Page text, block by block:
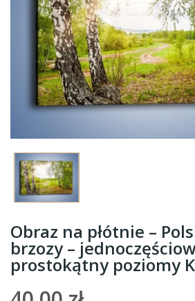
Obraz na płótnie –
brzozy –
prostokątny poziomy